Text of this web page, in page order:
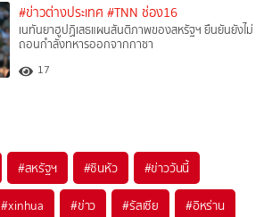
#ข่าวต่างประเทศ #TNN ช่อง16
เนทันยาฮูปฏิเสธแผนสันติภาพของสหรัฐฯ ยืนยันยังไม่
ถอนกำลังทหารออกจากกาซา
17
#สหรัฐฯ #ซินหัว #ข่าววันนี้
#xinhua #ข่าว #รัสเซีย #อิหร่าน